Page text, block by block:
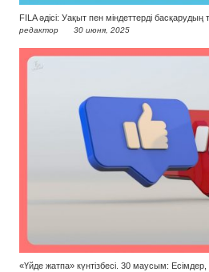
FILA әдісі: Уақыт пен міндеттерді басқарудың
редактор 30 июня, 2025
«Үйде жатпа» күнтізбесі. 30 маусым: